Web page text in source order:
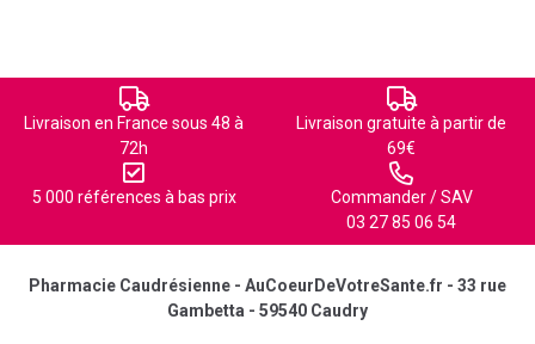
Livraison en France sous 48 à
72h
Livraison gratuite à partir de
69€
5 000 références à bas prix
Commander / SAV
03 27 85 06 54
Pharmacie Caudrésienne - AuCoeurDeVotreSante.fr - 33 rue
Gambetta - 59540 Caudry